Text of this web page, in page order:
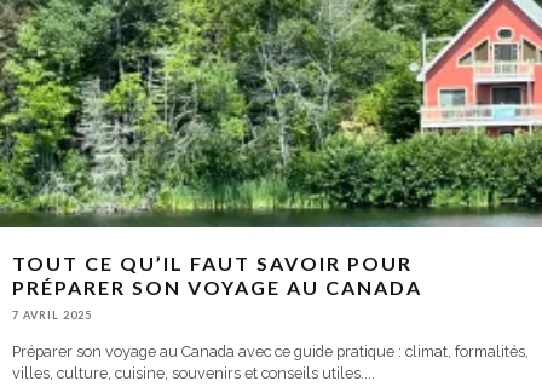
TOUT CE QU’IL FAUT SAVOIR POUR
PRÉPARER SON VOYAGE AU CANADA
7 AVRIL 2025
Préparer son voyage au Canada avec ce guide pratique : climat, formalités,
villes, culture, cuisine, souvenirs et conseils utiles....